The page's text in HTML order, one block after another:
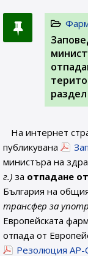
На интернет
публикувана
министъра на
г.) за отпадане
България на
трансфер за
Европейската
отпада от
Резолюция AP-